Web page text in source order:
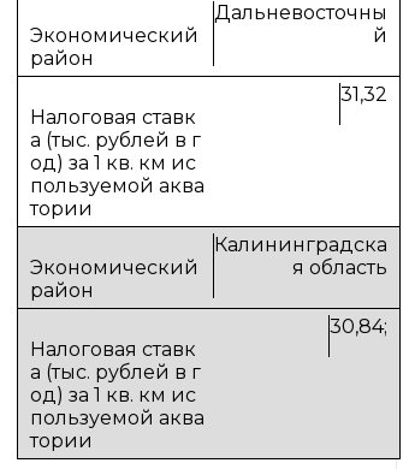
Дальневосточны
й
31,32
Калининградска
я область
30,84;